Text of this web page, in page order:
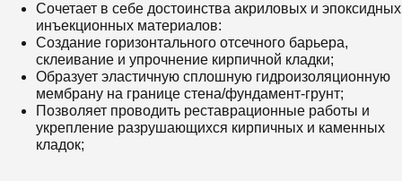
Сочетает в себе достоинства акриловых и эпоксидных
инъекционных материалов:
Создание горизонтального отсечного барьера,
склеивание и упрочнение кирпичной кладки;
Образует эластичную сплошную гидроизоляционную
мембрану на границе стена/фундамент-грунт;
Позволяет проводить реставрационные работы и
укрепление разрушающихся кирпичных и каменных
кладок;